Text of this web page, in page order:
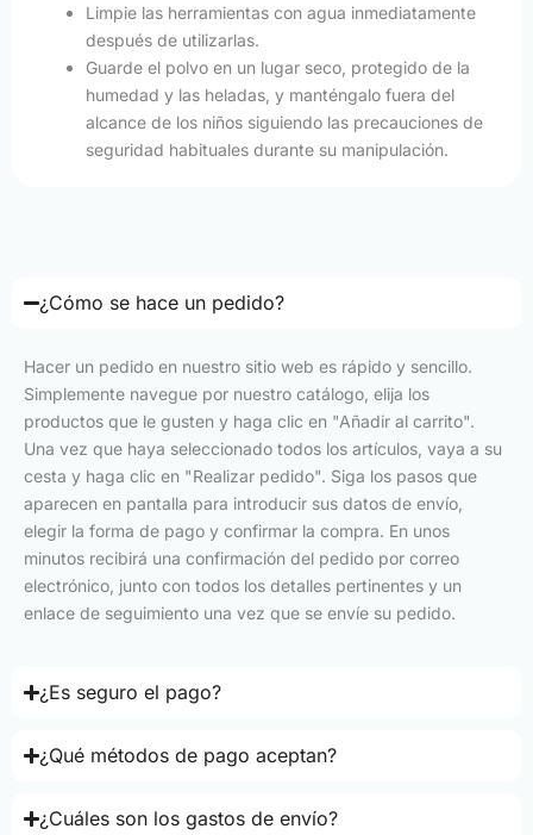
Limpie las herramientas con agua inmediatamente
después de utilizarlas.
Guarde el polvo en un lugar seco, protegido de la
humedad y las heladas, y manténgalo fuera del
alcance de los niños siguiendo las precauciones de
seguridad habituales durante su manipulación.
¿Cómo se hace un pedido?
Hacer un pedido en nuestro sitio web es rápido y sencillo.
Simplemente navegue por nuestro catálogo, elija los
productos que le gusten y haga clic en "Añadir al carrito".
Una vez que haya seleccionado todos los artículos, vaya a su
cesta y haga clic en "Realizar pedido". Siga los pasos que
aparecen en pantalla para introducir sus datos de envío,
elegir la forma de pago y confirmar la compra. En unos
minutos recibirá una confirmación del pedido por correo
electrónico, junto con todos los detalles pertinentes y un
enlace de seguimiento una vez que se envíe su pedido.
¿Es seguro el pago?
¿Qué métodos de pago aceptan?
¿Cuáles son los gastos de envío?